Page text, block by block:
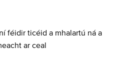
féidir ticéid a mhalartú ná a
ar ceal